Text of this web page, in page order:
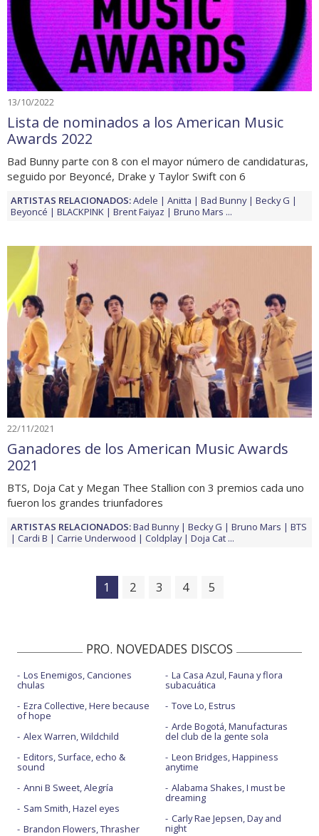
13/10/2022
Lista de nominados a los American Music
Awards 2022
Bad Bunny parte con 8 con el mayor número de candidaturas,
seguido por Beyoncé, Drake y Taylor Swift con 6
ARTISTAS RELACIONADOS:Adele Anitta Bad Bunny
Becky G
Beyoncé
BLACKPINK Brent Faiyaz Bruno Mars ...
22/11/2021
Ganadores de los American Music Awards
2021
BTS, Doja Cat y Megan Thee Stallion con 3 premios cada uno
fueron los grandes triunfadores
ARTISTAS RELACIONADOS:Bad Bunny Becky G Bruno Mars
BTS
Cardi B
Carrie Underwood Coldplay Doja Cat ...
1 2 3 4 5
PRO. NOVEDADES DISCOS
Los Enemigos, Canciones
chulas
Ezra Collective, Here because
of hope
Alex Warren, Wildchild
Editors, Surface, echo &
sound
Anni B Sweet, Alegría
Sam Smith, Hazel eyes
Brandon Flowers, Thrasher
La Casa Azul, Fauna y flora
subacuática
Tove Lo, Estrus
Arde Bogotá, Manufacturas
del club de la gente sola
Leon Bridges, Happiness
anytime
Alabama Shakes, I must be
dreaming
Carly Rae Jepsen, Day and
night